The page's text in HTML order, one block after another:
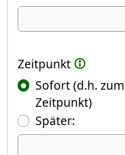
Ich kündige
Zeitpunkt
Sofort (d.h.
Zeitpunkt)
Später:(Fokus
Datum